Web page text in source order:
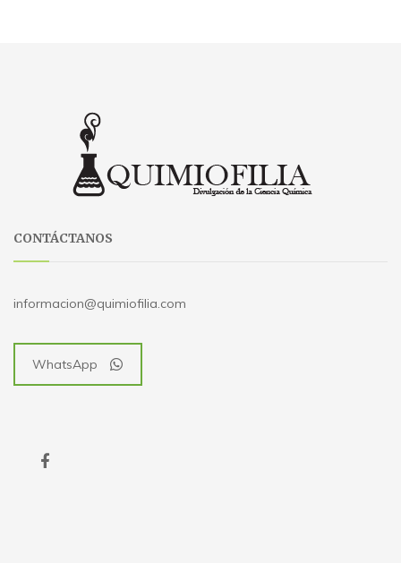
CONTÁCTANOS
informacion@quimiofilia.com
WhatsApp